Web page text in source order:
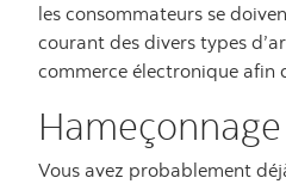
les consommateurs se
courant des divers types
commerce électronique afin
Hameçonnage
Vous avez probablement